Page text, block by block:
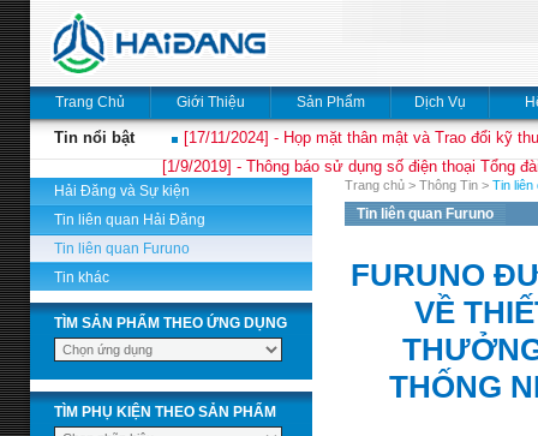
Trang Chủ Giới Thiệu Sản Phẩm Dịch Vụ
Tin nổi bật
[17/11/2024] - Họp mặt thân mật và Trao đổi kỹ
[1/9/2019] - Thông báo sử dụng số điện thoại Tổng
Hải Đăng và Sự kiện
Tin liên quan Hải Đăng
Tin liên quan Furuno
Tin khác
TÌM SẢN PHẨM THEO ỨNG DỤNG
TÌM PHỤ KIỆN THEO SẢN PHẨM
Trang chủ > Thông Tin > Tin liên
Tin liên quan Furuno
FURUNO
VỀ
THỐNG